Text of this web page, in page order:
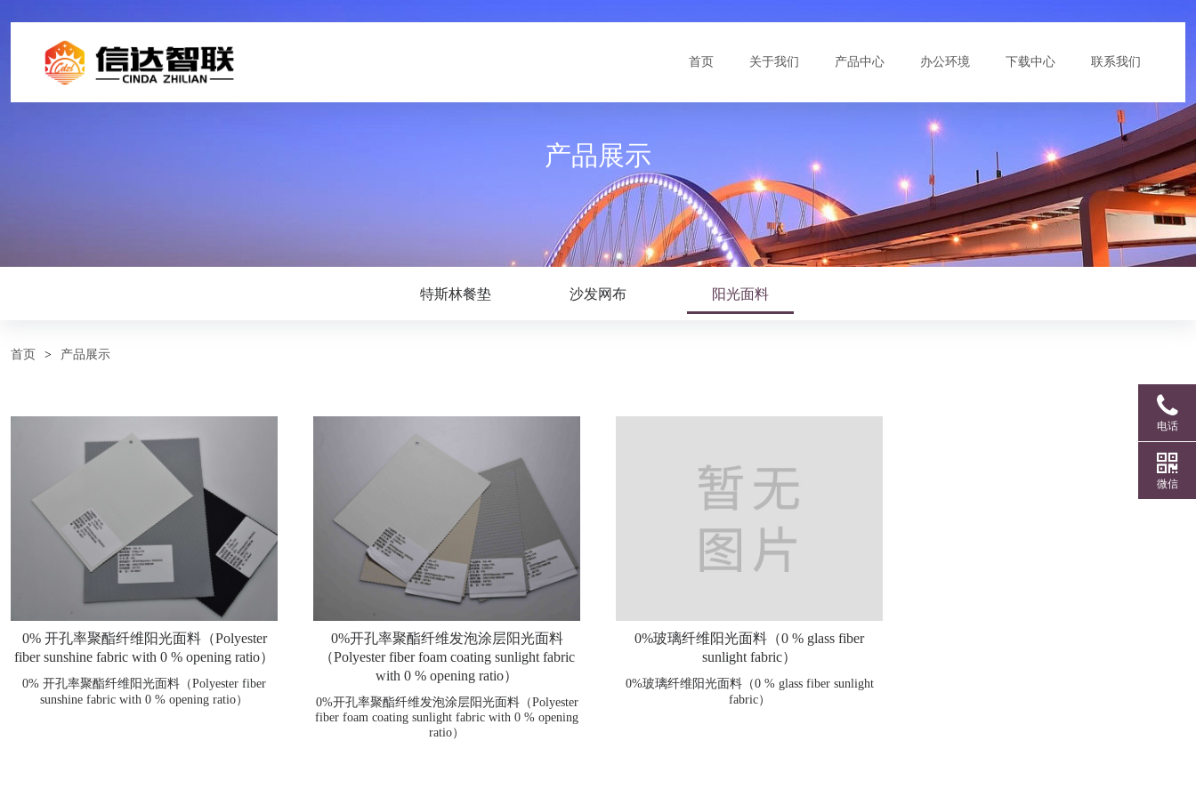
首页 关于我们 产品中心 办公环境 下载中心 联系我们
产品展示
特斯林餐垫 沙发网布 阳光面料
首页 > 产品展示
0% 开孔率聚酯纤维阳光面料（Polyester
fiber sunshine fabric with 0 % opening ratio）
0% 开孔率聚酯纤维阳光面料（Polyester fiber
sunshine fabric with 0 % opening ratio）
0%开孔率聚酯纤维发泡涂层阳光面料
（Polyester fiber foam coating sunlight fabric
with 0 % opening ratio）
0%开孔率聚酯纤维发泡涂层阳光面料（Polyester
fiber foam coating sunlight fabric with 0 % opening
ratio）
0%玻璃纤维阳光面料（0 % glass fiber
sunlight fabric）
0%玻璃纤维阳光面料（0 % glass fiber sunlight
fabric）
电话
微信